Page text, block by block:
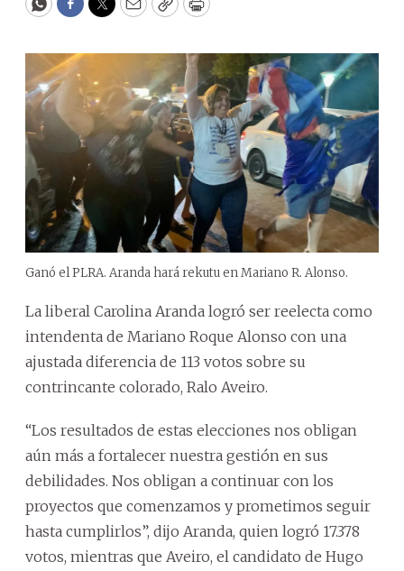
WhatsApp
Facebook
Twitter
EmailCopyPrint
Ganó el PLRA. Aranda hará rekutu en Mariano R. Alonso.
La liberal Carolina Aranda logró ser reelecta como
intendenta de Mariano Roque Alonso con una
ajustada diferencia de 113 votos sobre su
contrincante colorado, Ralo Aveiro.
“Los resultados de estas elecciones nos obligan
aún más a fortalecer nuestra gestión en sus
debilidades. Nos obligan a continuar con los
proyectos que comenzamos y prometimos seguir
hasta cumplirlos”, dijo Aranda, quien logró 17.378
votos, mientras que Aveiro, el candidato de Hugo